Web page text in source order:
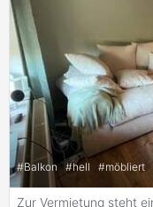
#Balkon #hell #möbliert
Zur Vermietung steht